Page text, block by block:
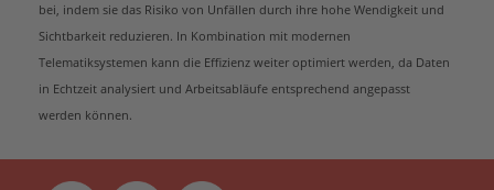
bei, indem sie das Risiko von Unfällen durch ihre hohe Wendigkeit und
Sichtbarkeit reduzieren. In Kombination mit modernen
Telematiksystemen kann die Effizienz weiter optimiert werden, da Daten
in Echtzeit analysiert und Arbeitsabläufe entsprechend angepasst
werden können.